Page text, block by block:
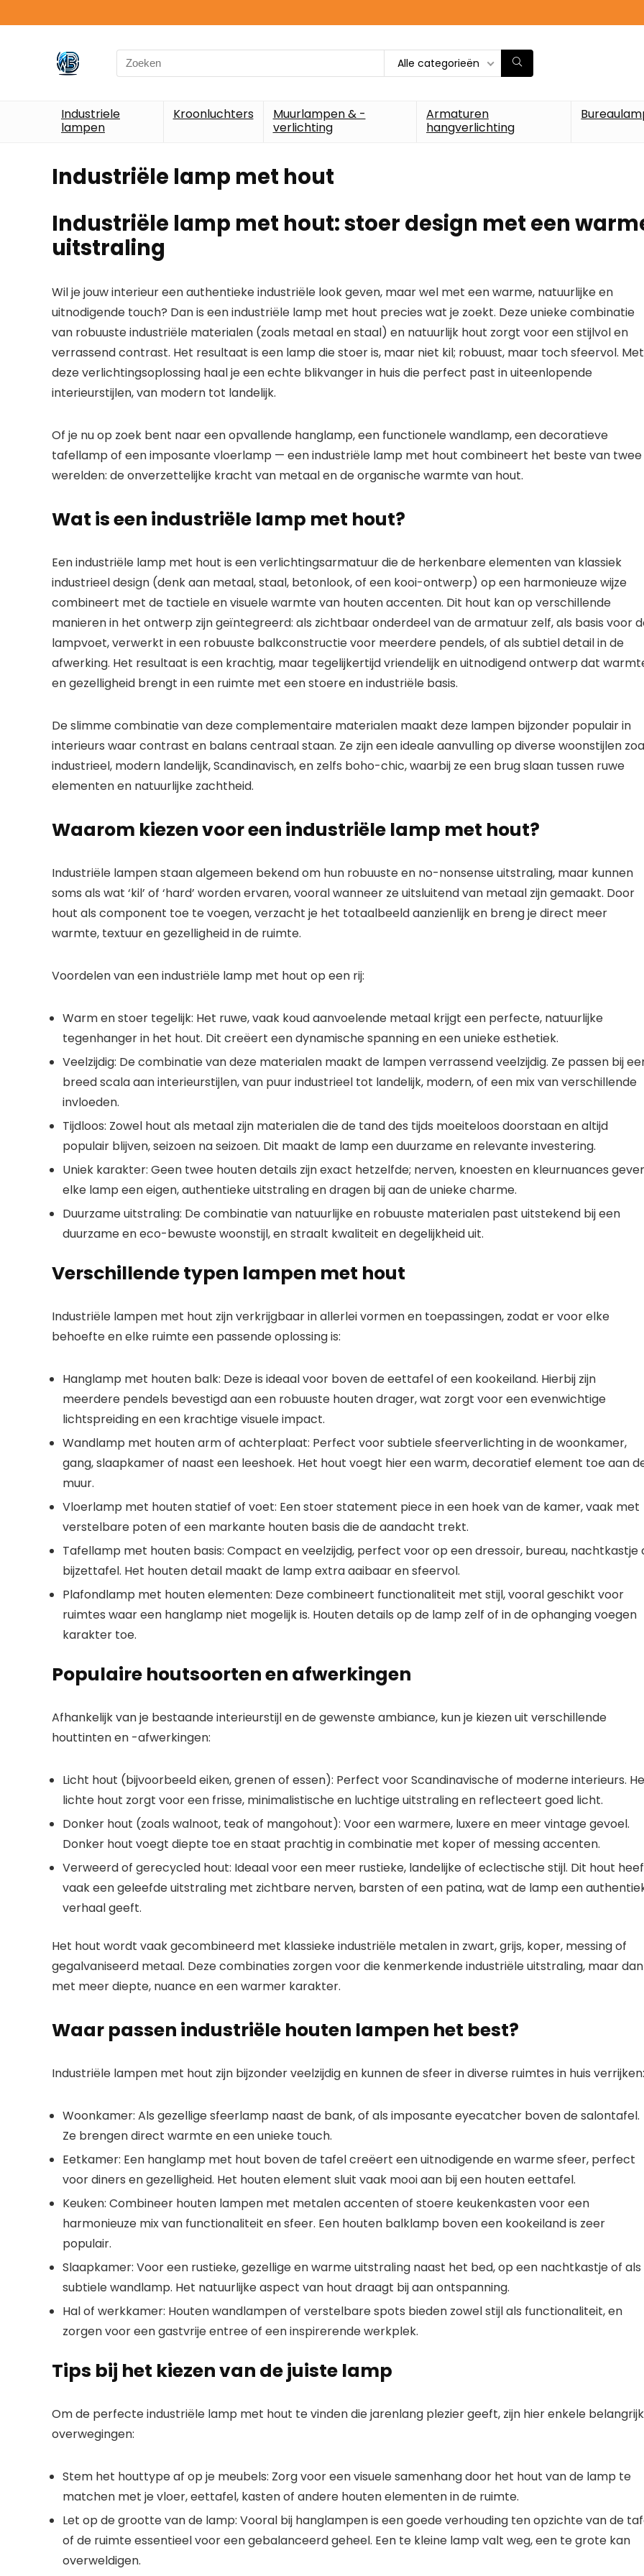
Search
for:
Alle categorieën
Industriele
lampen
Kroonluchters
Muurlampen & -
verlichting
Armaturen
hangverlichting
Industriële lamp met hout
Industriële lamp met hout: stoer design met een
uitstraling
Wil je jouw interieur een authentiekeindustriële lookgeven, maar wel met een warme, natuurlijke en
uitnodigende touch? Dan is eenindustriële lamp met hout precies wat je zoekt. Deze unieke combinatie
van robuuste industriële materialen (zoals metaal en staal) en natuurlijk hout zorgt voor een stijlvol en
verrassend contrast. Het resultaat is een lamp die stoer is, maar niet kil; robuust, maar toch sfeervol. Met
dezeverlichtingsoplossing haal je een echte blikvangerin huis die perfect past in uiteenlopende
interieurstijlen, van modern tot landelijk.
Of je nu op zoek bent naar een opvallende hanglamp, een functionelewandlamp, een decoratieve
tafellamp of een imposantevloerlamp — eenindustriële lamp met hout combineert het beste van twee
werelden: de onverzettelijke kracht van metaal en de organische warmte van hout.
Wat is een industriële lamp met hout?
Eenindustriële lamp met hout is eenverlichtingsarmatuurdie de herkenbare elementen van klassiek
industrieel design (denk aan metaal, staal, betonlook, of een kooi-ontwerp) op een harmonieuze wijze
combineert met de tactiele en visuele warmte van houten accenten. Dit hout kan op verschillende
manieren in het ontwerp zijn geïntegreerd: als zichtbaar onderdeel van de armatuur zelf, als basis voor
lampvoet, verwerkt in een robuuste balkconstructie voor meerdere pendels, of als subtiel detail in de
afwerking. Het resultaat is een krachtig, maar tegelijkertijd vriendelijk en uitnodigend ontwerp dat
en gezelligheid brengt in een ruimte met een stoere en industriële basis.
De slimme combinatie van deze complementaire materialen maakt deze lampen bijzonder populair in
interieurs waar contrast en balans centraal staan. Ze zijn een ideale aanvulling op diversewoonstijlen
industrieel, modern landelijk, Scandinavisch, en zelfs boho-chic, waarbij ze een brug slaan tussen ruwe
elementen en natuurlijke zachtheid.
Waarom kiezen voor een industriële lamp met hout?
Industriële lampenstaan algemeen bekend om hun robuuste en no-nonsense uitstraling, maar kunnen
soms als wat ‘kil’ of ‘hard’ worden ervaren, vooral wanneer ze uitsluitend van metaal zijn gemaakt. Door
hout als component toe te voegen, verzacht je het totaalbeeld aanzienlijk en breng je direct meer
warmte, textuur en gezelligheid in de ruimte.
Voordelen van een industriële lamp met hout op een rij:
Warm en stoer tegelijk: Het ruwe, vaak koud aanvoelende metaal krijgt een perfecte, natuurlijke
tegenhanger in het hout. Dit creëert een dynamische spanning en een unieke esthetiek.
Veelzijdig: De combinatie van deze materialen maakt de lampen verrassend veelzijdig. Ze passen bij
breed scala aaninterieurstijlen, van puur industrieel tot landelijk, modern, of een mix van verschillende
invloeden.
Tijdloos: Zowel hout als metaal zijn materialen die de tand des tijds moeiteloos doorstaan en altijd
populair blijven, seizoen na seizoen. Dit maakt de lamp een duurzame en relevante investering.
Uniek karakter: Geen twee houten details zijn exact hetzelfde; nerven, knoesten en kleurnuances
elke lamp een eigen, authentieke uitstraling en dragen bij aan de unieke charme.
Duurzame uitstraling: De combinatie van natuurlijke en robuuste materialen past uitstekend bij een
duurzameeneco-bewuste woonstijl, en straalt kwaliteit en degelijkheid uit.
Verschillende typen lampen met hout
Industriële lampen met hout zijn verkrijgbaar in allerlei vormen en toepassingen, zodat er voor elke
behoefte en elke ruimte een passende oplossing is:
Hanglamp met houten balk: Deze is ideaal voor boven de eettafel of een kookeiland. Hierbij zijn
meerdere pendels bevestigd aan een robuuste houten drager, wat zorgt voor een evenwichtige
lichtspreiding en een krachtige visuele impact.
Wandlamp met houten arm of achterplaat: Perfect voor subtielesfeerverlichtingin de woonkamer,
gang, slaapkamer of naast een leeshoek. Het hout voegt hier een warm, decoratief element toe aan
muur.
Vloerlamp met houten statief of voet: Een stoerstatement piecein een hoek van de kamer, vaak met
verstelbare poten of een markante houten basis die de aandacht trekt.
Tafellamp met houten basis: Compact en veelzijdig, perfect voor op een dressoir, bureau, nachtkastje
bijzettafel. Het houten detail maakt de lamp extra aaibaar en sfeervol.
Plafondlamp met houten elementen: Deze combineert functionaliteit met stijl, vooral geschikt voor
ruimtes waar een hanglamp niet mogelijk is. Houten details op de lamp zelf of in de ophanging voegen
karakter toe.
Populaire houtsoorten en afwerkingen
Afhankelijk van je bestaandeinterieurstijlen de gewenste ambiance, kun je kiezen uit verschillende
houttinten en -afwerkingen:
Licht hout (bijvoorbeeld eiken, grenen of essen): Perfect voorScandinavischeof moderne interieurs.
lichte hout zorgt voor een frisse, minimalistische en luchtige uitstraling en reflecteert goed licht.
Donker hout (zoals walnoot, teak of mangohout): Voor een warmere, luxere en meervintagegevoel.
Donker hout voegt diepte toe en staat prachtig in combinatie met koper of messing accenten.
Verweerd of gerecycled hout: Ideaal voor een meer rustieke, landelijkeof eclectische stijl. Dit hout
vaak een geleefde uitstraling met zichtbare nerven, barsten of een patina, wat de lamp een
verhaal geeft.
Het hout wordt vaak gecombineerd met klassieke industriële metalen in zwart, grijs, koper, messing of
gegalvaniseerd metaal. Deze combinaties zorgen voor die kenmerkendeindustriële uitstraling, maar dan
met meer diepte, nuance en een warmer karakter.
Waar passen industriële houten lampen het best?
Industriële lampen met hout zijn bijzonder veelzijdig en kunnen de sfeer in diverse ruimtes in huis verrijken:
Woonkamer: Als gezelligesfeerlamp naast de bank, of als imposanteeyecatcher boven de salontafel.
Ze brengen direct warmte en een unieke touch.
Eetkamer: Een hanglamp met hout boven de tafel creëert een uitnodigende en warme sfeer, perfect
voor diners en gezelligheid. Het houten element sluit vaak mooi aan bij een houten eettafel.
Keuken: Combineer houten lampen met metalen accenten of stoere keukenkasten voor een
harmonieuze mix van functionaliteit en sfeer. Een houten balklamp boven een kookeiland is zeer
populair.
Slaapkamer: Voor een rustieke, gezellige en warme uitstraling naast het bed, op een nachtkastje of als
subtiele wandlamp. Het natuurlijke aspect van hout draagt bij aan ontspanning.
Hal of werkkamer: Houten wandlampenof verstelbare spots bieden zowel stijl als functionaliteit, en
zorgen voor een gastvrije entree of een inspirerende werkplek.
Tips bij het kiezen van de juiste lamp
Om de perfecteindustriële lamp met hout te vinden die jarenlang plezier geeft, zijn hier enkele
overwegingen:
Stem het houttype af op je meubels: Zorg voor een visuele samenhang door het hout van de lamp te
matchen met je vloer, eettafel, kasten of andere houten elementen in de ruimte.
Let op de grootte van de lamp: Vooral bij hanglampenis een goede verhouding ten opzichte van de
of de ruimte essentieel voor een gebalanceerd geheel. Een te kleine lamp valt weg, een te grote kan
overweldigen.